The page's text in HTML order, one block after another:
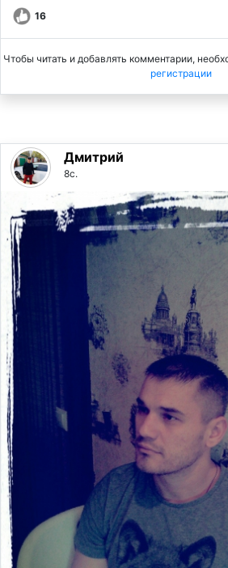
16
Чтобы читать и добавлять комментарии,
регистрации
Дмитрий
8с.